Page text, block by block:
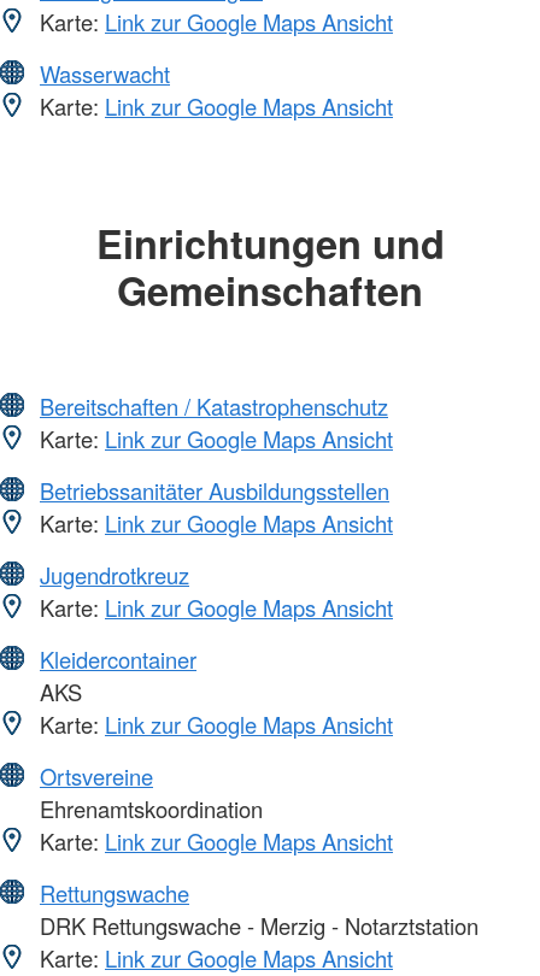
Karte: Link zur Google Maps Ansicht
Wasserwacht
Karte: Link zur Google Maps Ansicht
Einrichtungen und
Gemeinschaften
Bereitschaften / Katastrophenschutz
Karte: Link zur Google Maps Ansicht
Betriebssanitäter Ausbildungsstellen
Karte: Link zur Google Maps Ansicht
Jugendrotkreuz
Karte: Link zur Google Maps Ansicht
Kleidercontainer
AKS
Karte: Link zur Google Maps Ansicht
Ortsvereine
Ehrenamtskoordination
Karte: Link zur Google Maps Ansicht
Rettungswache
DRK Rettungswache - Merzig - Notarztstation
Karte: Link zur Google Maps Ansicht